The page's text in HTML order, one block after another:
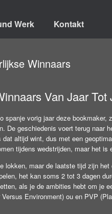
Werk Kontakt
Winnaars
Van Jaar Tot
spanje vorig jaar deze
De geschiedenis voert terug naar
altijd wint, dus met een
tijdens wedstrijden, maar het is
lokken, maar de laatste tijd zijn
het kan soms 2 tot 3 dagen
als je de ambities hebt om je
Environment) ou en PVP